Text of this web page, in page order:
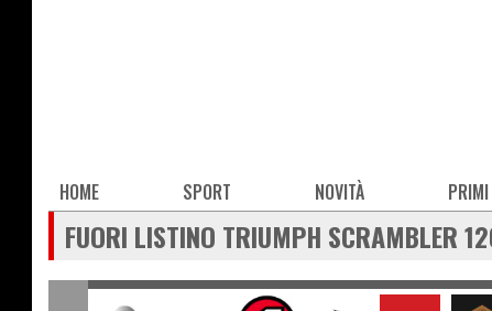
Main
navigation
HOME SPORT NOVITÀ
FUORI LISTINO TRIUMPH SCRAMBLER